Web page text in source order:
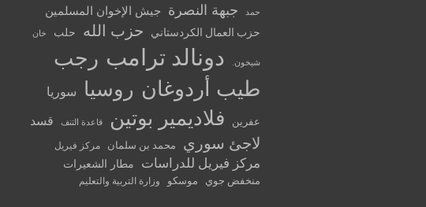
حمد جبهة النصرة جيش الإخوان المسلمين
حزب العمال الكردستاني حزب الله حلب خان
شيخون. دونالد ترامب رجب
طيب أردوغان روسيا سوريا
عفرين فلاديمير بوتين قاعدة التنف قسد
لاجئ سوري محمد بن سلمان مركز فيريل
مركز فيريل للدراسات مطار الشعيرات
منخفض جوي موسكو وزارة التربية والتعليم